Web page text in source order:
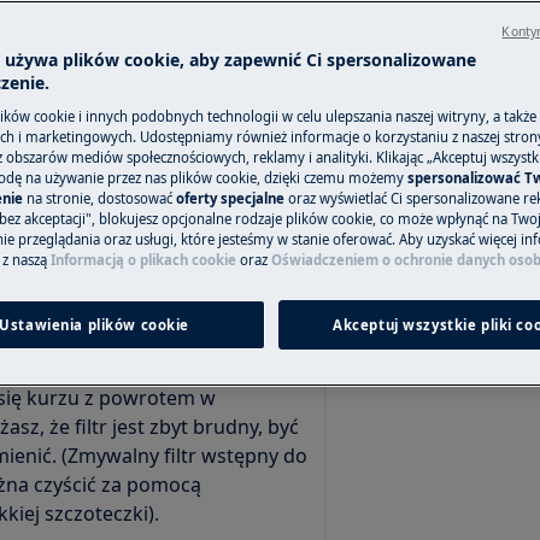
rozwiązanie
z urządzeniem rozpadną się
wpływem wody. (Filtry do
spowoduje jedynie
kurzu z powrotem w
że filtr jest zbyt brudny, być
(Zmywalny filtr wstępny do
czyścić za pomocą
szczoteczki).
Zamów wizytę
W celu
do strony Serwis.
Zarezerwuj
używa plików cookie, aby zapewnić Ci spersonalizowane
cookie i innych podobnych technologii w celu ulepszania naszej witryny, a także
i marketingowych. Udostępniamy również informacje o korzystaniu z naszej
mediów społecznościowych, reklamy i analityki. Klikając „Akceptuj
na używanie przez nas plików cookie, dzięki czemu możemy spersonalizować
na stronie, dostosować oferty specjalne oraz wyświetlać Ci spersonalizowane
akceptacji", blokujesz opcjonalne rodzaje plików cookie, co może wpłynąć na
przeglądania oraz usługi, które jesteśmy w stanie oferować. Aby uzyskać więcej
nasząInformacją o plikach cookie oraz Oświadczeniem o ochronie danych
Ustawienia plików cookie Akceptuj wszystkie pliki